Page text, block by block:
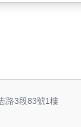
路3段83號1樓